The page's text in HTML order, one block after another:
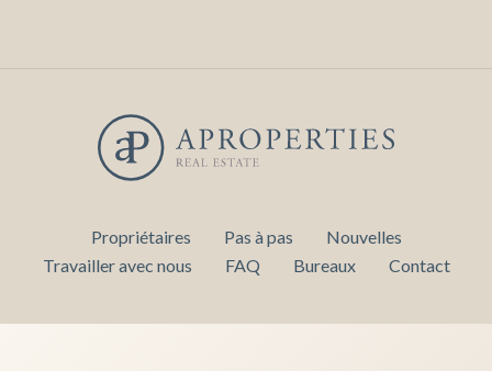
Propriétaires Pas à pas
Nouvelles
Travailler avec nous
FAQ Bureaux Contact